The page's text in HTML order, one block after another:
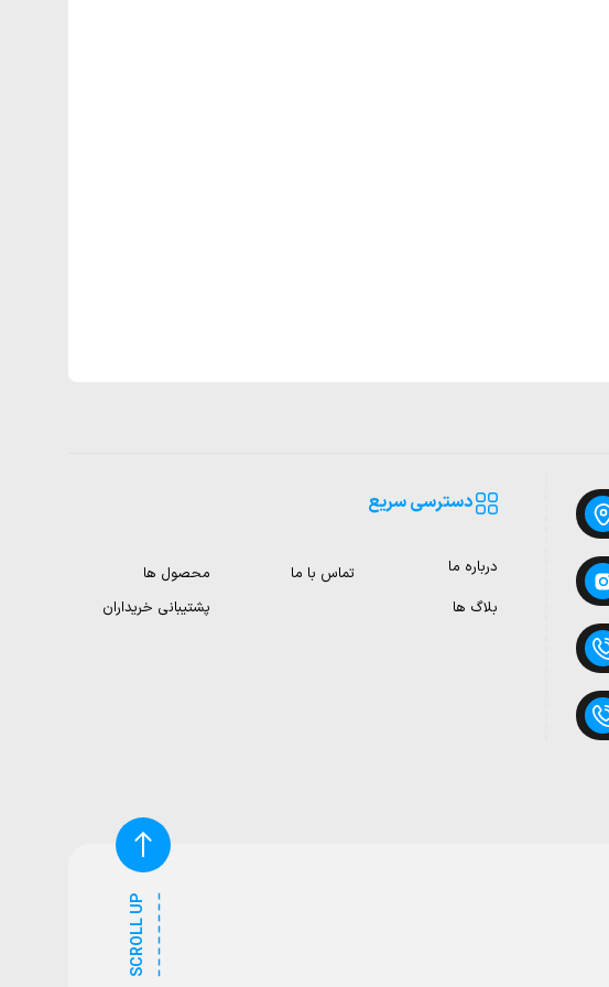
دسترسی سریع
درباره ما تماس با ما
محصول ها
بلاگ ها
پشتیبانی خریداران
SCROLL UP